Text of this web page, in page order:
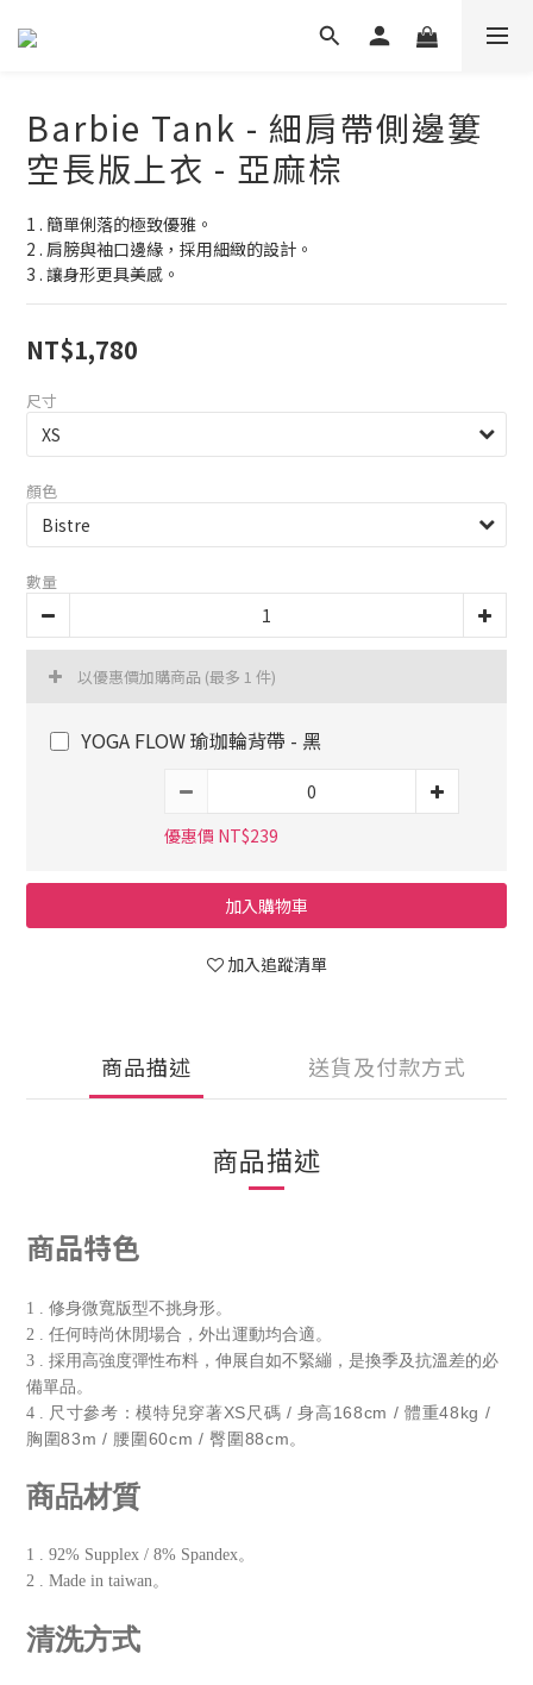
Barbie Tank - 細肩帶側邊簍
空長版上衣 - 亞麻棕
1 . 簡單俐落的極致優雅。
2 . 肩膀與袖口邊緣，採用細緻的設計。
3 . 讓身形更具美感。
NT$1,780
尺寸
顏色
數量
以優惠價加購商品 (最多 1 件)
YOGA FLOW 瑜珈輪背帶 - 黑
優惠價 NT$239
加入購物車
加入追蹤清單
商品描述 送貨及付款方式
商品描述
商品特色
1 . 修身微寬版型不挑身形。
2 . 任何時尚休閒場合，外出運動均合適。
3 . 採用高強度彈性布料，伸展自如不緊繃，是換季及抗溫差的必
備單品。
4 . 尺寸參考：模特兒穿著XS尺碼 / 身高168cm / 體重48kg /
胸圍83m / 腰圍60cm / 臀圍88cm。
商品材質
1 . 92% Supplex / 8% Spandex。
2 . Made in taiwan。
清洗方式